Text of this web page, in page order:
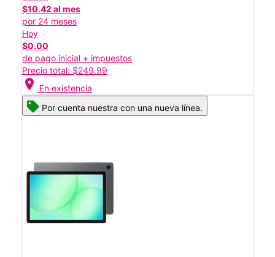
$10.42 al mes
por 24 meses
Hoy
$0.00
de pago inicial + impuestos
Precio total: $249.99
location_on En existencia
Por cuenta nuestra con una nueva línea.